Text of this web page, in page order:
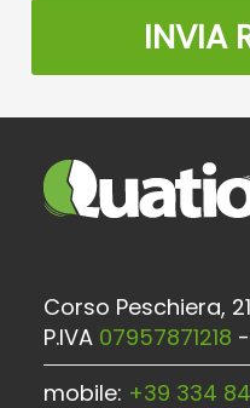
INVIA
Corso Peschiera,
P.IVA 07957871218
mobile: +39 334